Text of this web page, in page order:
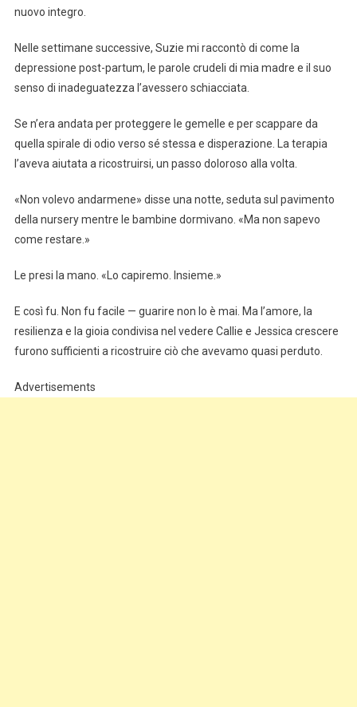
nuovo integro.
Nelle settimane successive, Suzie mi raccontò di come la
depressione post-partum, le parole crudeli di mia madre e il suo
senso di inadeguatezza l’avessero schiacciata.
Se n’era andata per proteggere le gemelle e per scappare da
quella spirale di odio verso sé stessa e disperazione. La terapia
l’aveva aiutata a ricostruirsi, un passo doloroso alla volta.
«Non volevo andarmene» disse una notte, seduta sul pavimento
della nursery mentre le bambine dormivano. «Ma non sapevo
come restare.»
Le presi la mano. «Lo capiremo. Insieme.»
E così fu. Non fu facile — guarire non lo è mai. Ma l’amore, la
resilienza e la gioia condivisa nel vedere Callie e Jessica crescere
furono sufficienti a ricostruire ciò che avevamo quasi perduto.
Advertisements